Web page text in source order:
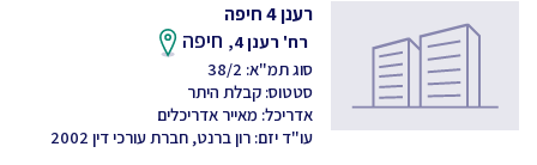
רענן 4 חיפה
רח' רענן 4, חיפה
סוג תמ"א: 38/2
סטטוס: קבלת היתר
אדריכל: מאייר אדריכלים
עו"ד יזם: רון ברנט, חברת עורכי דין 2002